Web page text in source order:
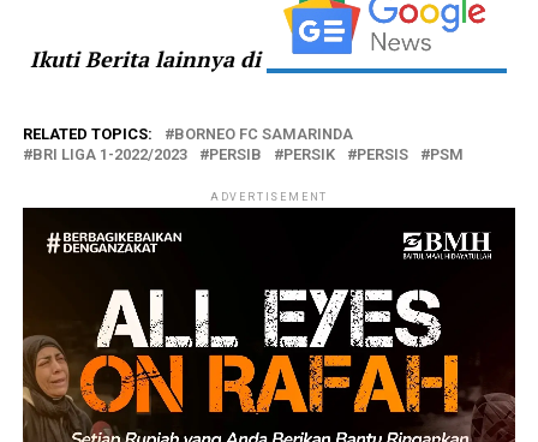
Ikuti Berita lainnya di
RELATED TOPICS:
BORNEO FC SAMARINDA
BRI LIGA 1-2022/2023
PERSIB PERSIK PERSIS PSM
ADVERTISEMENT